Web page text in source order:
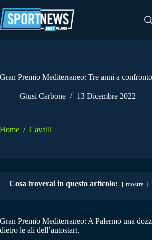
al
contenuto
Gran Premio Mediterraneo: Tre anni a confronto
Giusi Carbone 13 Dicembre 2022
Home / Cavalli
Cosa troverai in questo articolo: mostra
Gran Premio Mediterraneo: A Palermo una
dietro le ali dell’autostart.